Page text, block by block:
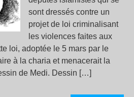
sont dressés contre un
projet de loi criminalisant
les violences faites aux
loi, adoptée le 5 mars par le
à la charia et menacerait la
de Medi. Dessin […]